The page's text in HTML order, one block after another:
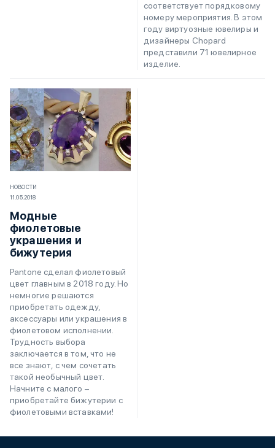
соответствует порядковому
номеру мероприятия. В этом
году виртуозные ювелиры и
дизайнеры Chopard
представили 71 ювелирное
изделие.
НОВОСТИ
11.05.2018
Модные
фиолетовые
украшения и
бижутерия
Pantone сделал фиолетовый
цвет главным в 2018 году. Но
немногие решаются
приобретать одежду,
аксессуары или украшения в
фиолетовом исполнении.
Трудность выбора
заключается в том, что не
все знают, с чем сочетать
такой необычный цвет.
Начните с малого –
приобретайте бижутерии с
фиолетовыми вставками!